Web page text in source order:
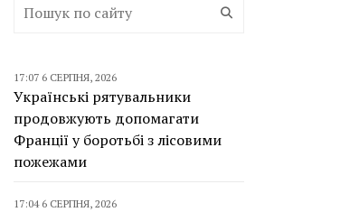
17:07 6 СЕРПНЯ, 2026
Українські рятувальники
продовжують допомагати
Франції у боротьбі з лісовими
пожежами
17:04 6 СЕРПНЯ, 2026